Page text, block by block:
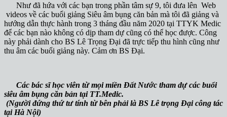
Như đã hứa với các bạn trong phần tâm sự 9, tôi đưa lên Web
videos về các buổi giảng Siêu âm bụng căn bản mà tôi đã giảng và
hướng dẫn thực hành trong 3 tháng đầu năm 2020 tại TTYK Medic
để các bạn nào không có dịp tham dự cũng có thể học được. Công
này phải dành cho BS Lê Trọng Đại đã trực tiếp thu hình cũng như
thu âm các buổi giảng này. Cảm ơn BS Đại.
Các bác sĩ học viên từ mọi miền Đất Nước tham dự các buổi
siêu âm bụng căn bản tại TT.Medic.
(Người đứng thứ tư tính từ bên phải là BS Lê trọng Đại công tác
tại Hà Nội)